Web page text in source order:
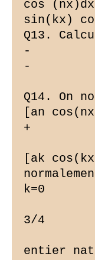
cos
sin(kx)
Q13.
-
-
Q14. On
[an
+
[ak
k=0
3/4
entier